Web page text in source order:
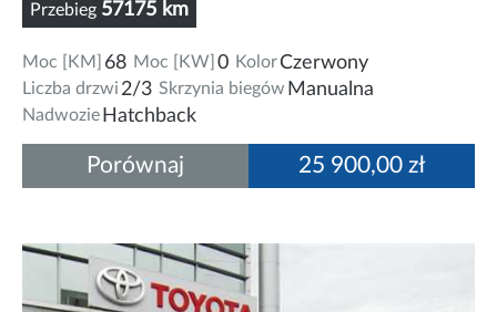
Przebieg 57175 km
Moc [KM] 68 Moc [KW] 0 KolorCzerwony
Liczba drzwi2/3 Skrzynia biegów Manualna
Nadwozie Hatchback
25 900,00 zł
Porównaj